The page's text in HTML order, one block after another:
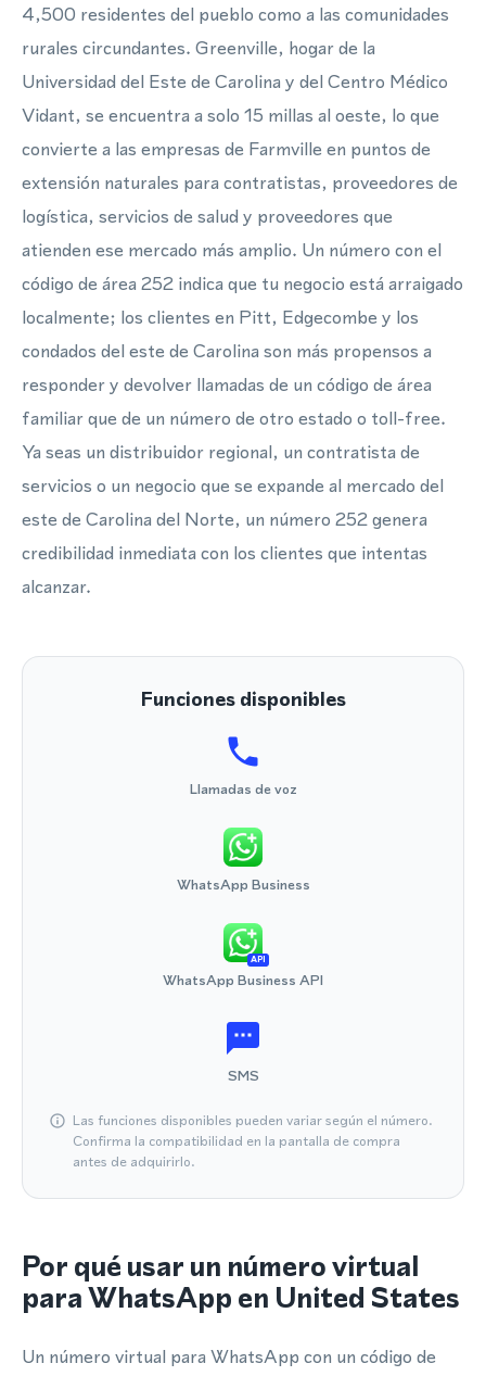
4,500 residentes del pueblo como a las comunidades
rurales circundantes. Greenville, hogar de la
Universidad del Este de Carolina y del Centro Médico
Vidant, se encuentra a solo 15 millas al oeste, lo que
convierte a las empresas de Farmville en puntos de
extensión naturales para contratistas, proveedores de
logística, servicios de salud y proveedores que
atienden ese mercado más amplio. Un número con el
código de área 252 indica que tu negocio está arraigado
localmente; los clientes en Pitt, Edgecombe y los
condados del este de Carolina son más propensos a
responder y devolver llamadas de un código de área
familiar que de un número de otro estado o toll-free.
Ya seas un distribuidor regional, un contratista de
servicios o un negocio que se expande al mercado del
este de Carolina del Norte, un número 252 genera
credibilidad inmediata con los clientes que intentas
alcanzar.
Funciones disponibles
Llamadas de voz
WhatsApp Business
API
WhatsApp Business API
SMS
Las funciones disponibles pueden variar según el número.
Confirma la compatibilidad en la pantalla de compra
antes de adquirirlo.
Por qué usar un número virtual
para WhatsApp en United States
Un número virtual para WhatsApp con un código de